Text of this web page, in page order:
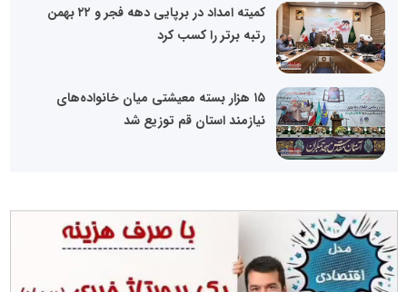
کمیته امداد در برپایی دهه فجر و ۲۲ بهمن
رتبه برتر را کسب کرد
۱۵ هزار بسته معیشتی میان خانواده‌های
نیازمند استان قم توزیع شد